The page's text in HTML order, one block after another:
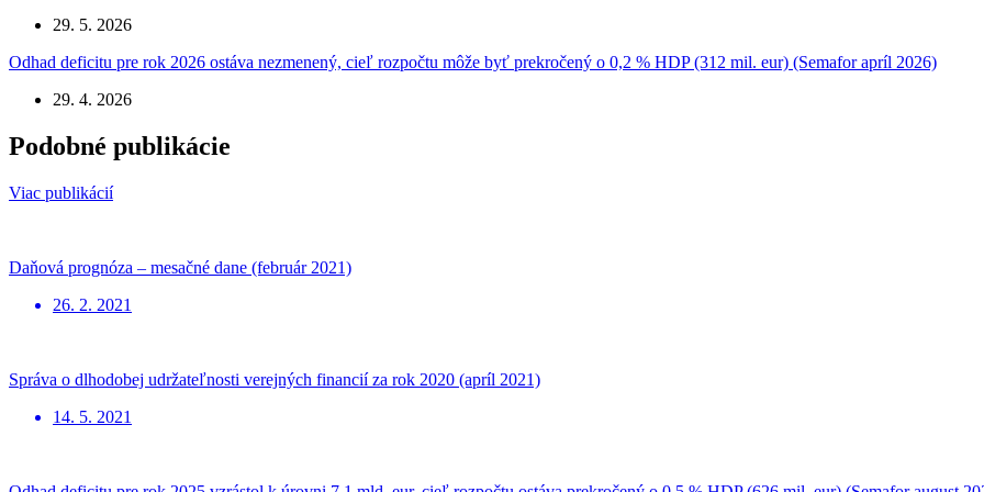
29. 5. 2026
Odhad deficitu pre rok 2026 ostáva nezmenený, cieľ rozpočtu môže byť prekročený o 0,2 % HDP (312 mil. eur) (Semafor apríl 2026)
29. 4. 2026
Podobné publikácie
Viac publikácií
Daňová prognóza – mesačné dane (február 2021)
26. 2. 2021
Správa o dlhodobej udržateľnosti verejných financií za rok 2020 (apríl 2021)
14. 5. 2021